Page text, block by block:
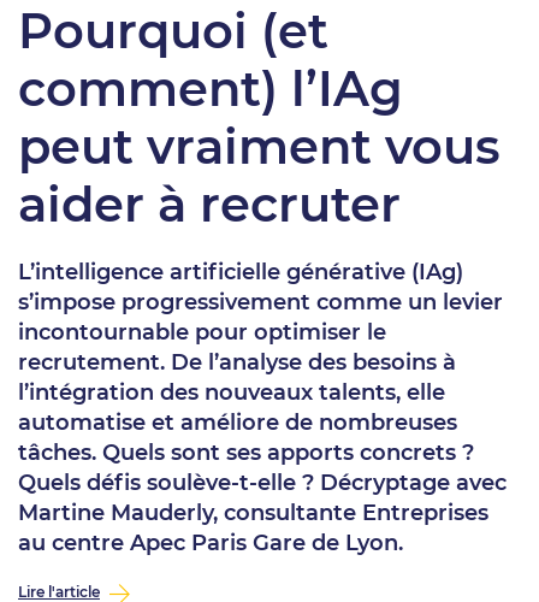
Pourquoi (et
comment) l’IAg
peut vraiment vous
aider à recruter
L’intelligence artificielle générative (IAg)
s’impose progressivement comme un levier
incontournable pour optimiser le
recrutement. De l’analyse des besoins à
l’intégration des nouveaux talents, elle
automatise et améliore de nombreuses
tâches. Quels sont ses apports concrets ?
Quels défis soulève-t-elle ? Décryptage avec
Martine Mauderly, consultante Entreprises
au centre Apec Paris Gare de Lyon.
Lire l'article